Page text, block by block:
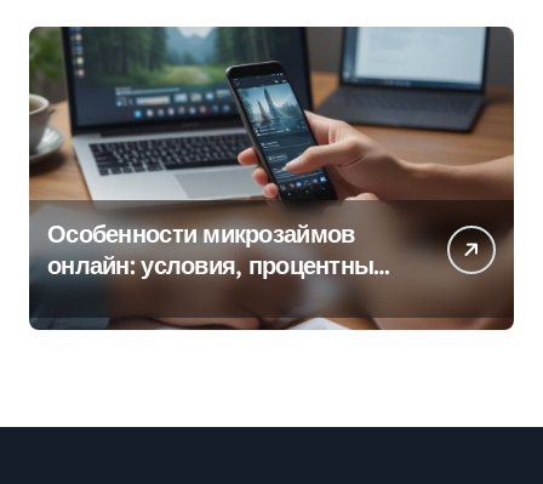
Особенности микрозаймов
онлайн: условия, процентные
ставки и порядок оформления